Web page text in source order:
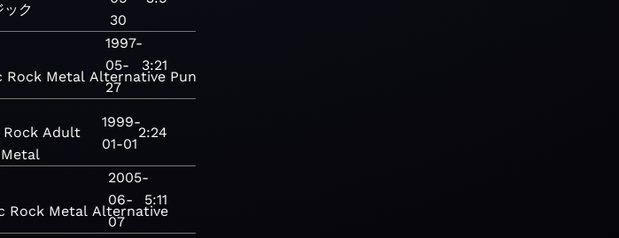
ック
30
Rock Metal Alternative Punk
1997-
05-
27
3:21
Rock Adult
Metal
1999-
01-01
2:24
Rock Metal Alternative
2005-
06-
07
5:11